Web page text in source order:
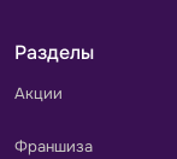
Разделы
Акции
Франшиза